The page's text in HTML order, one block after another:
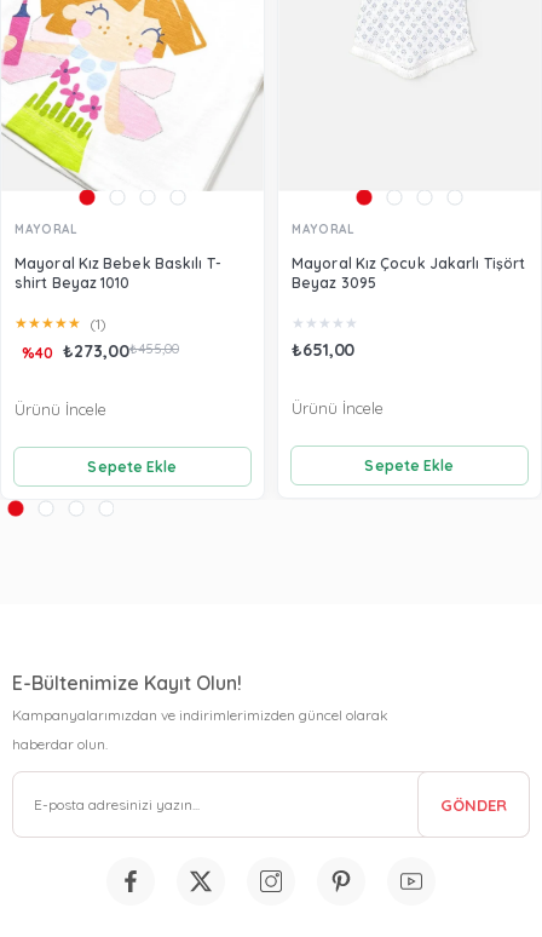
MAYORAL
Mayoral Kız Bebek Baskılı T-
shirt Beyaz 1010
★★★★★ (1)
₺273,00₺455,00
%40
Sepete Ekle
Ürünü İncele
MAYORAL
Mayoral Kız Çocuk Jakarlı Tişört
Beyaz 3095
★ ★ ★ ★ ★
₺651,00
Sepete Ekle
Ürünü İncele
E-Bültenimize Kayıt Olun!
Kampanyalarımızdan ve indirimlerimizden güncel olarak
haberdar olun.
GÖNDER